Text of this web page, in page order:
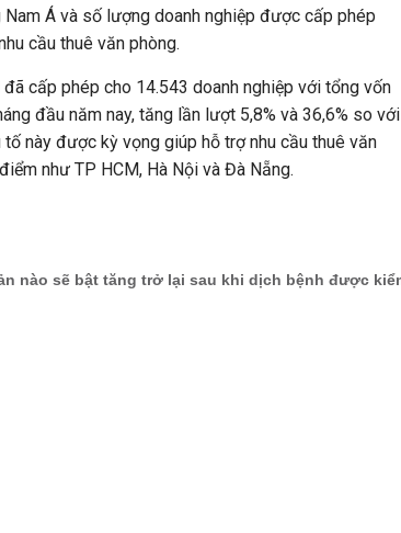
Á và số lượng doanh nghiệp được cấp phép
cầu thuê văn phòng.
đã cấp phép cho 14.543 doanh nghiệp với tổng vốn
đầu năm nay, tăng lần lượt 5,8% và 36,6% so với
này được kỳ vọng giúp hỗ trợ nhu cầu thuê văn
như TP HCM, Hà Nội và Đà Nẵng.